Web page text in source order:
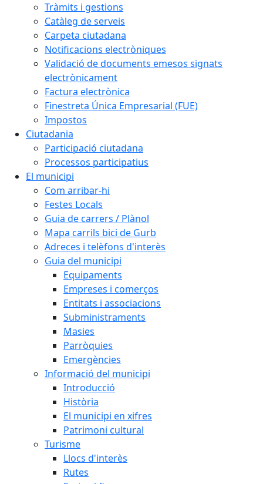
Tràmits i gestions
Catàleg de serveis
Carpeta ciutadana
Notificacions electròniques
Validació de documents emesos signats
electrònicament
Factura electrònica
Finestreta Única Empresarial (FUE)
Impostos
Ciutadania
Participació ciutadana
Processos participatius
El municipi
Com arribar-hi
Festes Locals
Guia de carrers / Plànol
Mapa carrils bici de Gurb
Adreces i telèfons d'interès
Guia del municipi
Equipaments
Empreses i comerços
Entitats i associacions
Subministraments
Masies
Parròquies
Emergències
Informació del municipi
Introducció
Història
El municipi en xifres
Patrimoni cultural
Turisme
Llocs d'interès
Rutes